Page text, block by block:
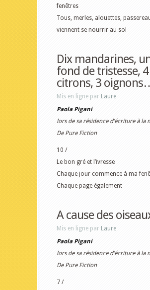
fenêtres
Tous, merles, alouettes,
viennent se nourrir au sol
Dix mandarines,
fond de tristesse, 4
citrons, 3
Mis en ligne par Laure
Paola Pigani
lors de sa résidence d’écriture à la
De Pure Fiction
10 /
Le bon gré et l’ivresse
Chaque jour commence à ma
Chaque page également
A cause des
Mis en ligne par Laure
Paola Pigani
lors de sa résidence d’écriture à la
De Pure Fiction
7 /